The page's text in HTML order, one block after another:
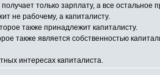
только зарплату, а все остальное
не рабочему, а капиталисту.
также принадлежит капиталисту.
также является собственностью
интересах капиталиста.